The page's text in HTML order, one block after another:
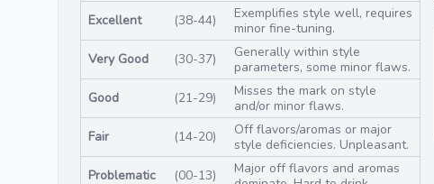
Excellent
(38-44)
Exemplifies style well, requires
minor fine-tuning.
Very Good
(30-37)
Generally within style
parameters, some minor flaws.
Good
(21-29)
Misses the mark on style
and/or minor flaws.
Fair
(14-20)
Off flavors/aromas or major
style deficiencies. Unpleasant.
Problematic
(00-13)
Major off flavors and aromas